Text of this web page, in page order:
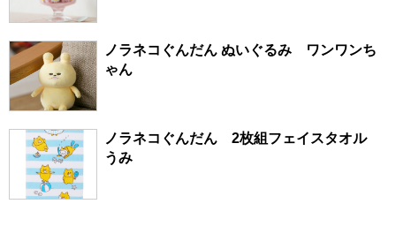
ノラネコぐんだん ぬいぐるみ ワンワンち
ゃん
ノラネコぐんだん 2枚組フェイスタオル
うみ